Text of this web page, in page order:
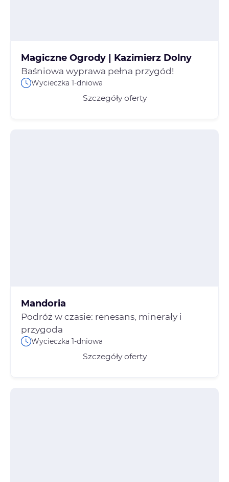
Baśniowa wyprawa pełna przygód!
Wycieczka 1-dniowa
Szczegóły oferty
Podróż w czasie: renesans, minerały i
przygoda
Wycieczka 1-dniowa
Szczegóły oferty